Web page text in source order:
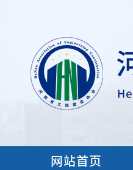
网站首页